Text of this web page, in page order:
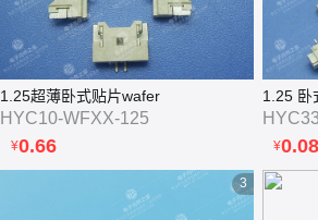
1.25超薄卧式贴片wafer
HYC10-WFXX-125
¥0.66
1.25 卧
¥
3